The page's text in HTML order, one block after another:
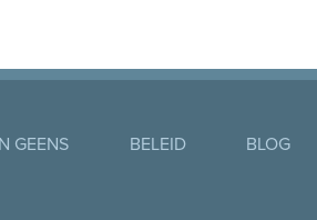
GEENS BELEID BLOG